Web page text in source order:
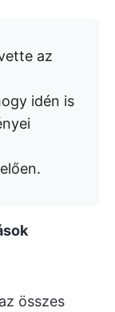
az
idén is
összes